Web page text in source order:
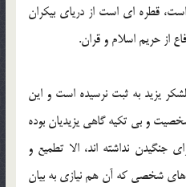
قطره اي است از درياي بيکران
از حريم اسلام و قران.
يزيد به ثبت نرسيده است و اين
و بي تکيه گاهي يزيديان بوده
نداشته اند، الا تطميع و
شخصي که آن هم نيازي به بيان